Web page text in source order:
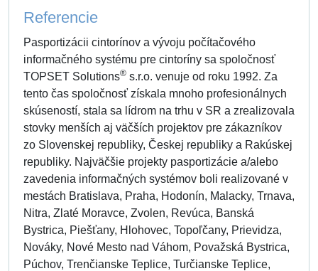
Referencie
Pasportizácii cintorínov a vývoju počítačového
informačného systému pre cintoríny sa spoločnosť
TOPSET Solutions® s.r.o. venuje od roku 1992. Za
tento čas spoločnosť získala mnoho profesionálnych
skúseností, stala sa lídrom na trhu v SR a zrealizovala
stovky menších aj väčších projektov pre zákazníkov
zo Slovenskej republiky, Českej republiky a Rakúskej
republiky. Najväčšie projekty pasportizácie a/alebo
zavedenia informačných systémov boli realizované v
mestách Bratislava, Praha, Hodonín, Malacky, Trnava,
Nitra, Zlaté Moravce, Zvolen, Revúca, Banská
Bystrica, Piešťany, Hlohovec, Topoľčany, Prievidza,
Nováky, Nové Mesto nad Váhom, Považská Bystrica,
Púchov, Trenčianske Teplice, Turčianske Teplice,